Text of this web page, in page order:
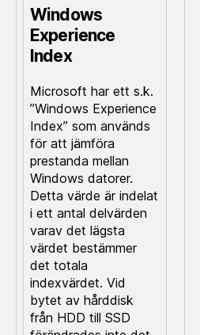
Windows
Experience
Index
Microsoft har ett s.k.
”Windows Experience
Index” som används
för att jämföra
prestanda mellan
Windows datorer.
Detta värde är indelat
i ett antal delvärden
varav det lägsta
värdet bestämmer
det totala
indexvärdet. Vid
bytet av hårddisk
från HDD till SSD